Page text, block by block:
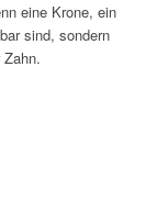
eine Krone, ein
sind, sondern